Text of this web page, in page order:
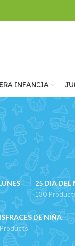
INFANCIA
25 DIA DEL
130
DE NIÑA